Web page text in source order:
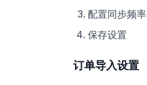
配置同步频率
保存设置
订单导入设置